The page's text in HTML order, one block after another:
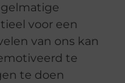
voor een
van ons kan
te
te doen